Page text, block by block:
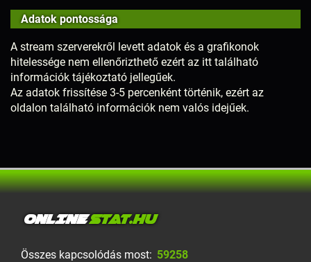
Adatok pontossága
A stream szerverekről levett adatok és a grafikonok
hitelessége nem ellenőrizthető ezért az itt található
információk tájékoztató jellegűek.
Az adatok frissítése 3-5 percenként történik, ezért az
oldalon található információk nem valós idejűek.
ONLINESTAT.HU
Összes kapcsolódás most: 59258